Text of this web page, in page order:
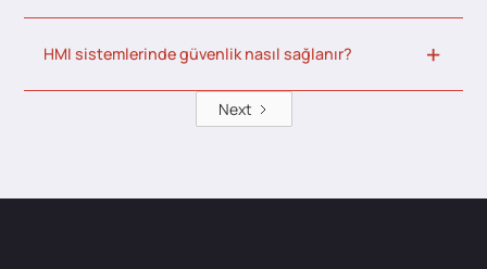
HMI sistemlerinde güvenlik nasıl sağlanır?
Next